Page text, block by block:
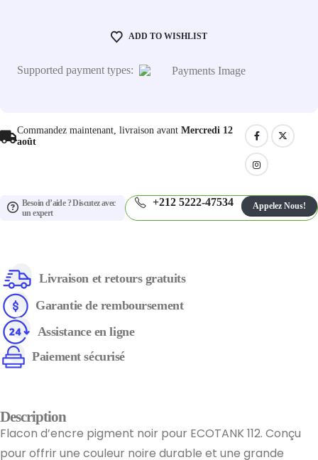
ADD TO WISHLIST
Supported payment types:
Commandez maintenant, livraison avant Mercredi 12
août
Besoin d’aide ? Discutez avec
un expert
+212 5222-47534 Appelez Nous!
Livraison et retours gratuits
Garantie de remboursement
Assistance en ligne
Paiement sécurisé
Description
Flacon d’encre pigment noir pour ECOTANK 112. Conçu
pour offrir une couleur noire durable et une grande